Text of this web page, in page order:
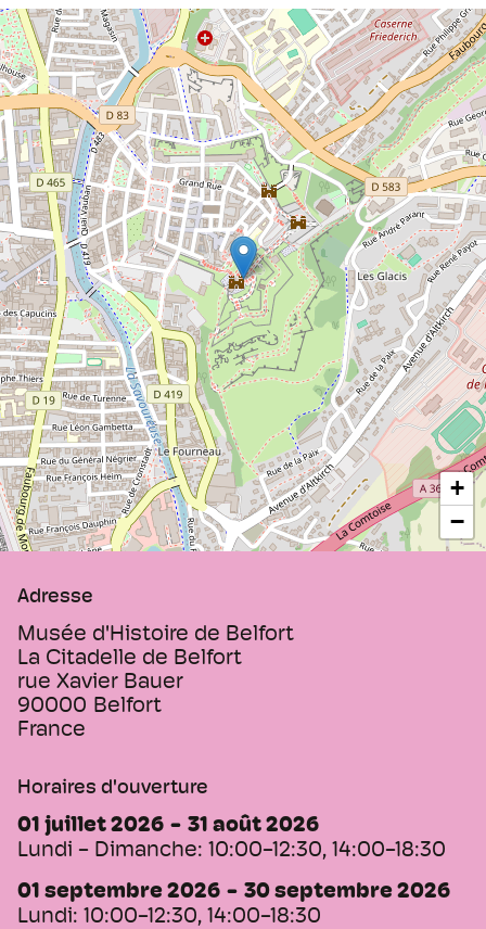
+
−
Adresse
Musée d'Histoire de Belfort
La Citadelle de Belfort
rue Xavier Bauer
90000 Belfort
France
Horaires d'ouverture
01 juillet 2026
31 août 2026
Lundi - Dimanche: 10:00-12:30, 14:00-18:30
01 septembre 2026
30 septembre 2026
Lundi: 10:00-12:30, 14:00-18:30